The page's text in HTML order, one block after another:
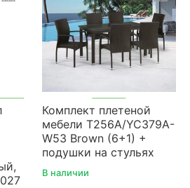
Комплект плетеной
мебели T256A/YC379A-
W53 Brown (6+1) +
подушки на стульях
В наличии